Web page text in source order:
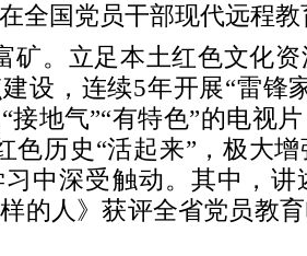
全国党员干部现代远程
矿。立足本土红色文化
设，连续5年开展“雷锋
接地气”“有特色”的电视
色历史“活起来”，极大
习中深受触动。其中，
样的人》获评全省党员教